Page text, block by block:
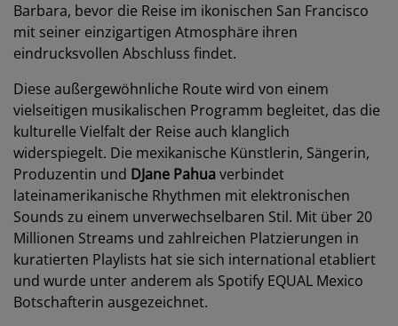
Barbara, bevor die Reise im ikonischen San Francisco
mit seiner einzigartigen Atmosphäre ihren
eindrucksvollen Abschluss findet.
Diese außergewöhnliche Route wird von einem
vielseitigen musikalischen Programm begleitet, das die
kulturelle Vielfalt der Reise auch klanglich
widerspiegelt. Die mexikanische Künstlerin, Sängerin,
Produzentin und DJane Pahuaverbindet
lateinamerikanische Rhythmen mit elektronischen
Sounds zu einem unverwechselbaren Stil. Mit über 20
Millionen Streams und zahlreichen Platzierungen in
kuratierten Playlists hat sie sich international etabliert
und wurde unter anderem als Spotify EQUAL Mexico
Botschafterin ausgezeichnet.